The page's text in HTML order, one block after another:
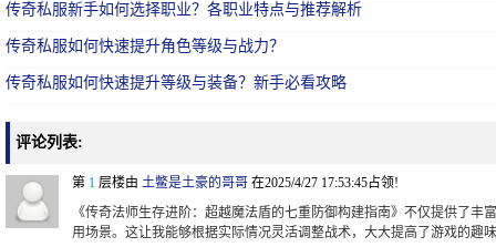
传奇私服新手如何选择职业？各职业特点与推荐解析
传奇私服如何快速提升角色等级与战力？
传奇私服如何快速提升等级与装备？新手必看攻略
评论列表:
第 1 层楼由 土鳖是土豪的哥哥 在2025/4/27 17:53:45占领!
《传奇法师生存进阶：超越魔法盾的七重防御构建指南》不仅提供了丰
用场景。这让我能够根据实际情况灵活调整战术，大大提高了游戏的趣